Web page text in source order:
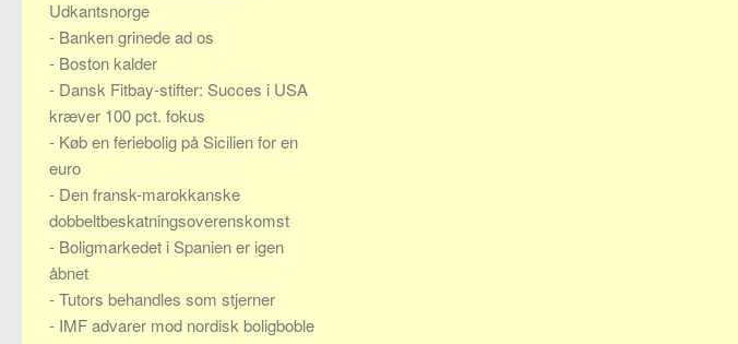
Udkantsnorge
- Banken grinede ad os
- Boston kalder
- Dansk Fitbay-stifter: Succes i USA
kræver 100 pct. fokus
- Køb en feriebolig på Sicilien for en
euro
- Den fransk-marokkanske
dobbeltbeskatningsoverenskomst
- Boligmarkedet i Spanien er igen
åbnet
-Tutors behandles som stjerner
- IMF advarer mod nordisk boligboble